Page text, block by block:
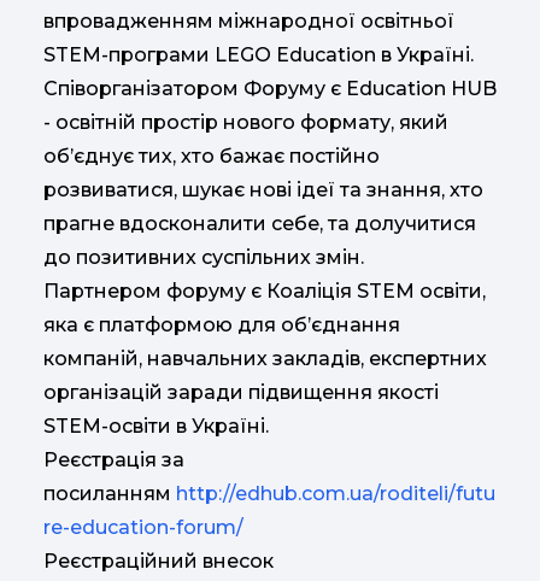
впровадженням міжнародної освітньої
STEM-програми LEGO Education в Україні.
Співорганізатором Форуму є Education HUB
- освітній простір нового формату, який
об’єднує тих, хто бажає постійно
розвиватися, шукає нові ідеї та знання, хто
прагне вдосконалити себе, та долучитися
до позитивних суспільних змін.
Партнером форуму є Коаліція STEM освіти,
яка є платформою для об’єднання
компаній, навчальних закладів, експертних
організацій заради підвищення якості
STEM-освіти в Україні.
Реєстрація за
посиланням http://edhub.com.ua/roditeli/futu
re-education-forum/
Реєстраційний внесок